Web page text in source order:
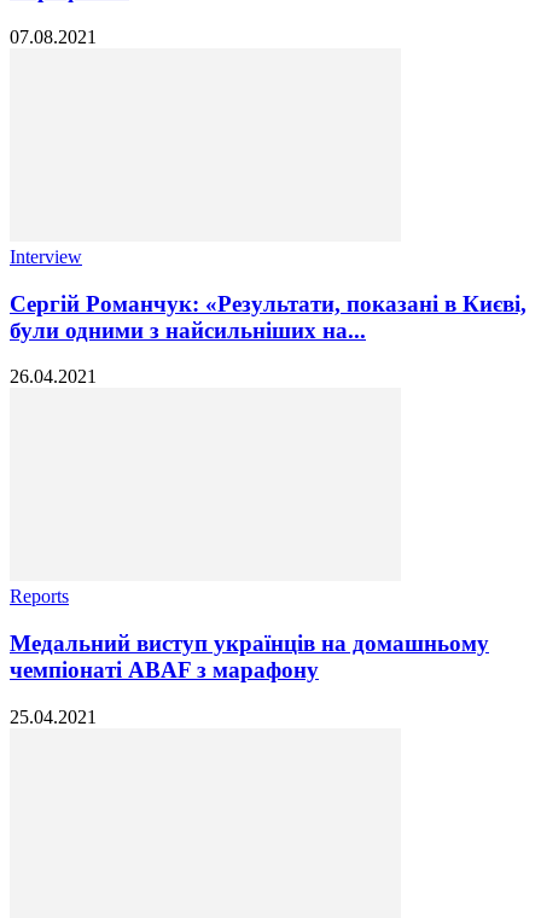
07.08.2021
Interview
Сергій Романчук: «Результати, показані в Києві,
були одними з найсильніших на...
26.04.2021
Reports
Медальний виступ українців на домашньому
чемпіонаті ABAF з марафону
25.04.2021